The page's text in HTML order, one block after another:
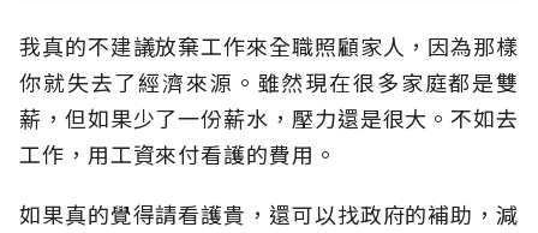
我真的不建議放棄工作來全職照顧家人，因為那樣
你就失去了經濟來源。雖然現在很多家庭都是雙
薪，但如果少了一份薪水，壓力還是很大。不如去
工作，用工資來付看護的費用。
如果真的覺得請看護貴，還可以找政府的補助，減